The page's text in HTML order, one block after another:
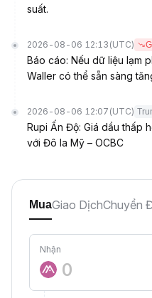
suất.
2026-08-06 12:13 (UTC)
Báo cáo: Nếu dữ liệu lạm
Waller có thể sẵn sàng
2026-08-06 12:07 (UTC)
Rupi Ấn Độ: Giá dầu thấp
với Đô la Mỹ – OCBC
MuaGiao DịchChuyển
Nhận